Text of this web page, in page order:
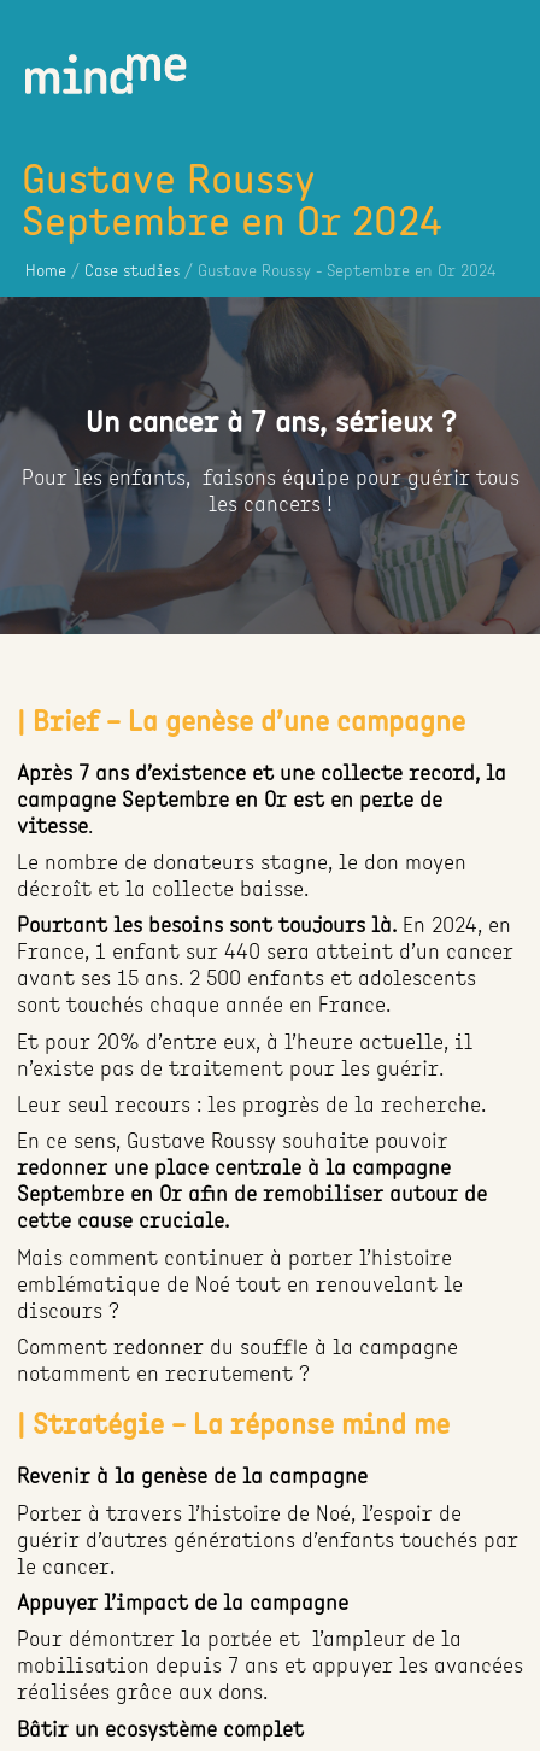
Gustave Roussy
Septembre en Or 2024
Home / Case studies / Gustave Roussy - Septembre en Or 2024
Un cancer à 7 ans, sérieux ?
Pour les enfants, faisons équipe pour guérir tous
les cancers !
| Brief – La genèse d’une campagne
Après 7 ans d’existence et une collecte record, la
campagne Septembre en Or est en perte de
vitesse.
Le nombre de donateurs stagne, le don moyen
décroît et la collecte baisse.
Pourtant les besoins sont toujours là. En 2024, en
France, 1 enfant sur 440 sera atteint d’un cancer
avant ses 15 ans. 2 500 enfants et adolescents
sont touchés chaque année en France.
Et pour 20% d’entre eux, à l’heure actuelle, il
n’existe pas de traitement pour les guérir.
Leur seul recours : les progrès de la recherche.
En ce sens, Gustave Roussy souhaite pouvoir
redonner une place centrale à la campagne
Septembre en Or afin de remobiliser autour de
cette cause cruciale.
Mais comment continuer à porter l’histoire
emblématique de Noé tout en renouvelant le
discours ?
Comment redonner du souffle à la campagne
notamment en recrutement ?
| Stratégie – La réponse mind me
Revenir à la genèse de la campagne
Porter à travers l’histoire de Noé, l’espoir de
guérir d’autres générations d’enfants touchés par
le cancer.
Appuyer l’impact de la campagne
Pour démontrer la portée et l’ampleur de la
mobilisation depuis 7 ans et appuyer les avancées
réalisées grâce aux dons.
Bâtir un ecosystème complet